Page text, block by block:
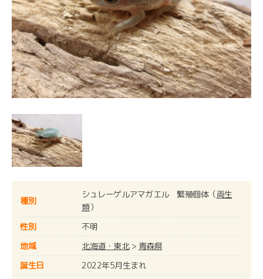
種別
シュレーゲルアマガエル 繁殖個体（両生
類）
性別
不明
地域
北海道・東北> 青森県
誕生日
2022年5月生まれ